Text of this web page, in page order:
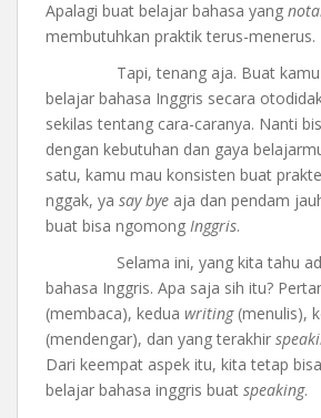
Apalagi buat belajar bahasa yang
membutuhkan praktik terus-menerus.
Tapi, tenang aja. Buat kamu
belajar bahasa Inggris secara
sekilas tentang cara-caranya. Nanti
dengan kebutuhan dan gaya
satu, kamu mau konsisten buat
nggak, ya say bye aja dan pendam
buat bisa ngomong Inggris.
Selama ini, yang kita tahu ada
bahasa Inggris. Apa saja sih itu?
(membaca), kedua writing (menulis),
(mendengar), dan yang terakhir
Dari keempat aspek itu, kita tetap
belajar bahasa inggris buat speaking.